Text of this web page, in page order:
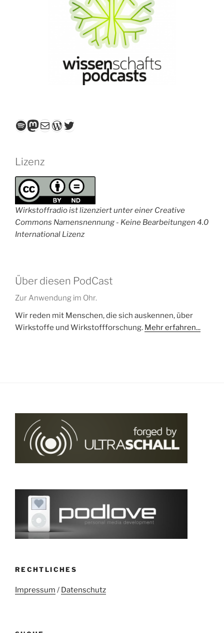
Spotify
Mastodon
E-MailWordPress
Twitter
Lizenz
Wirkstoffradio ist lizenziert unter einer Creative
Commons Namensnennung - Keine Bearbeitungen 4.0
International Lizenz
Über diesen PodCast
Zur Anwendung im Ohr.
Wir reden mit Menschen, die sich auskennen, über
Wirkstoffe und Wirkstoffforschung. Mehr erfahren...
RECHTLICHES
Impressum / Datenschutz